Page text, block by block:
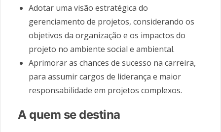
Adotar uma visão estratégica do
gerenciamento de projetos, considerando os
objetivos da organização e os impactos do
projeto no ambiente social e ambiental.
Aprimorar as chances de sucesso na carreira,
para assumir cargos de liderança e maior
responsabilidade em projetos complexos.
A quem se destina